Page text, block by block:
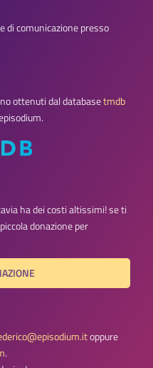
di comunicazione presso
ottenuti dal databasetmdb
ha dei costi altissimi! se ti
donazione per
oppure
.